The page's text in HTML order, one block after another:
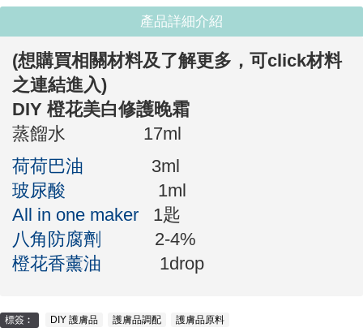
產品詳細介紹
(想購買相關材料及了解更多， 可click材料
之連結進入)
DIY 橙花美白修護晚霜
蒸餾水 17ml
荷荷巴油
3ml
玻尿酸
1ml
All in one maker
1匙
八角防腐劑
2-4%
橙花香薰油
1drop
標簽︰ DIY 護膚品 護膚品調配 護膚品原料